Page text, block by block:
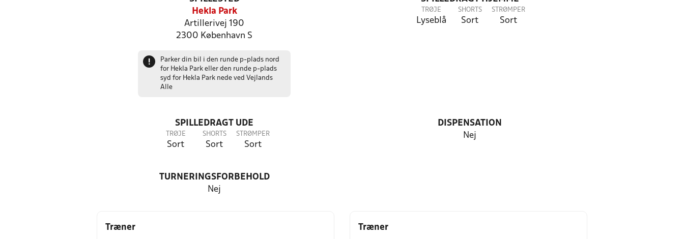
Hekla Park
Artillerivej 190
2300 København S
!
Parker din bil i den runde p-plads nord
for Hekla Park eller den runde p-plads
syd for Hekla Park nede ved Vejlands
Alle
TRØJE
Lyseblå
SHORTS
Sort
STRØMPER
Sort
SPILLEDRAGT UDE
TRØJE
Sort
SHORTS
Sort
STRØMPER
Sort
DISPENSATION
Nej
TURNERINGSFORBEHOLD
Nej
Træner
Træner